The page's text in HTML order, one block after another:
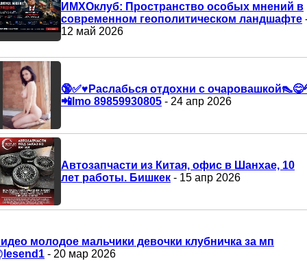
ИМХОклуб: Пространство особых мнений в
современном геополитическом ландшафте
12 май 2026
🔞✅♥️Раслабься отдохни с
📲Imo 89859930805 - 24 апр 2026
Автозапчасти из Китая, офис в Шанхае, 10
лет работы. Бишкек - 15 апр 2026
молодое мальчики девочки клубничка за мп
- 20 мар 2026